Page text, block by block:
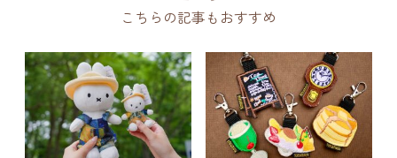
こちらの記事もおすすめ